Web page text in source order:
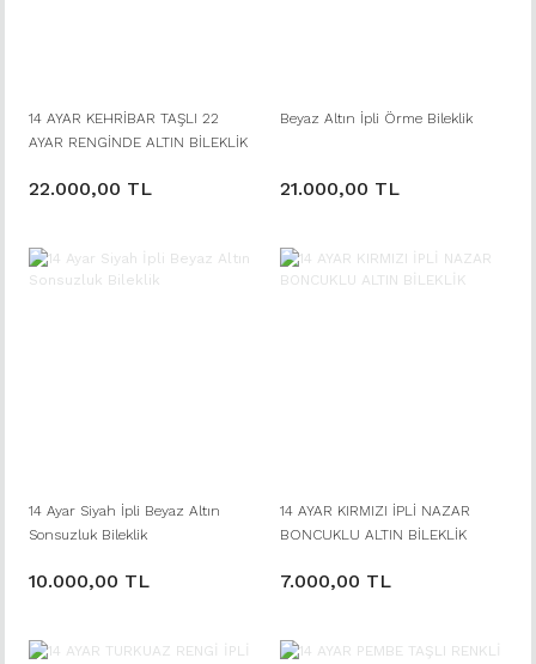
14 AYAR KEHRİBAR TAŞLI 22
AYAR RENGİNDE ALTIN BİLEKLİK
22.000,00 TL
Beyaz Altın İpli Örme Bileklik
21.000,00 TL
14 Ayar Siyah İpli Beyaz Altın
Sonsuzluk Bileklik
10.000,00 TL
14 AYAR KIRMIZI İPLİ NAZAR
BONCUKLU ALTIN BİLEKLİK
7.000,00 TL